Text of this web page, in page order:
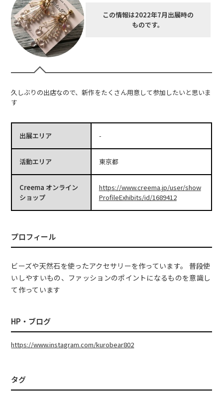
この情報は2022年7月出展時の
ものです。
久しぶりの出店なので、新作をたくさん用意して参加したいと思いま
す
出展エリア -
活動エリア 東京都
Creema オンライン
ショップ
https://www.creema.jp/user/show
ProfileExhibits/id/1689412
プロフィール
ビーズや天然石を使ったアクセサリーを作っています。 普段使
いしやすいもの、ファッションのポイントになるものを意識し
て作っています
HP・ブログ
https://www.instagram.com/kurobear802
タグ